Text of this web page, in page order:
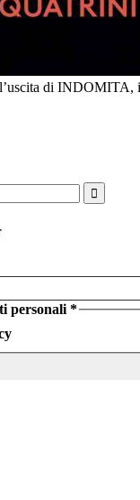
di INDOMITA,
personali *